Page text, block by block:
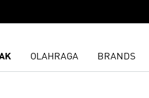
OLAHRAGA BRANDS